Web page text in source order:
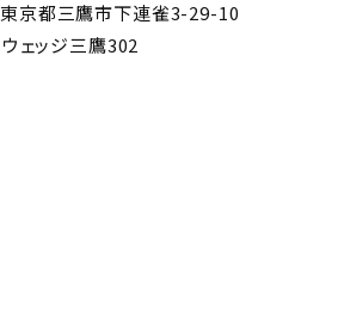
東京都三鷹市下連雀3-29-10
ウェッジ三鷹302